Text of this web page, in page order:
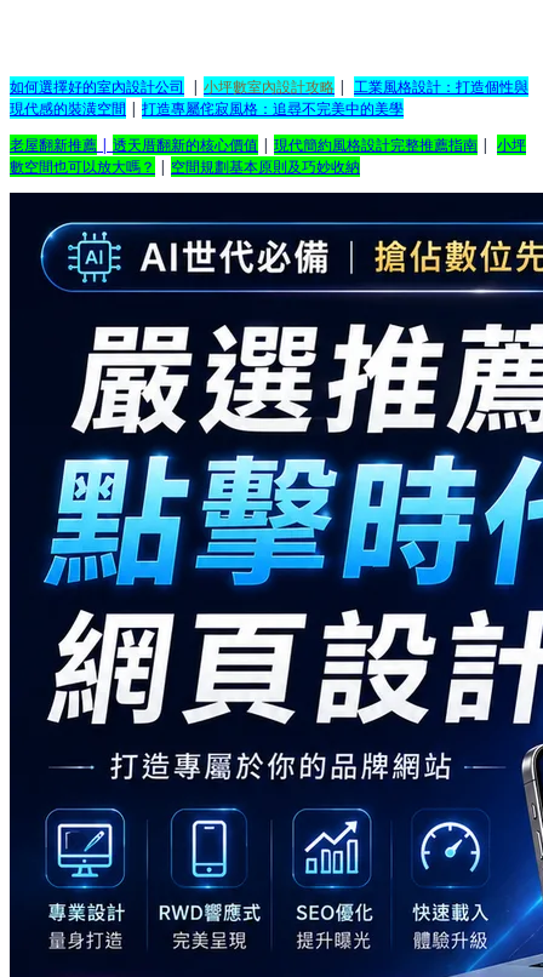
如何選擇好的室內設計公司 | 小坪數室內設計攻略 | 工業風格設計：打造個性與
現代感的裝潢空間 | 打造專屬侘寂風格：追尋不完美中的美學
老屋翻新推薦 | 透天厝翻新的核心價值 | 現代簡約風格設計完整推薦指南 | 小坪
數空間也可以放大嗎？ | 空間規劃基本原則及巧妙收納